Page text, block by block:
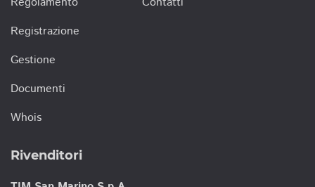
Registrazione
Gestione
Documenti
Whois
Rivenditori